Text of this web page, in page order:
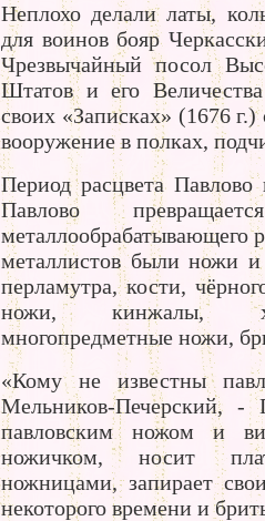
Неплохо делали латы,
для воинов бояр
Чрезвычайный посол
Штатов и его
своих «Записках» (1676
вооружение в полках,
Период расцвета
Павлово
металлообрабатывающего
металлистов были ножи
перламутра, кости,
ножи, кинжалы,
многопредметные ножи,
«Кому не известны
Мельников-Печерский, -
павловским ножом и
ножичком, носит
ножницами, запирает
некоторого времени и